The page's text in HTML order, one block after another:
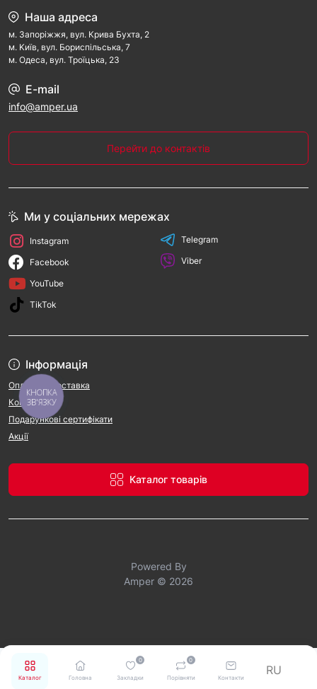
Каталог Головна Закладки
0
Порівняти
0
Контакти
RU
Наша адреса
м. Запорiжжя, вул. Крива Бухта, 2
м. Kиїв, вул. Бориспільська, 7
м. Одеса, вул. Троїцька, 23
E-mail
info@amper.ua
Перейти до контактів
Інформація
Оплата та доставка
Контакти
Подарункові сертифікати
Акції
Каталог товарів
Ми у соціальних мережах
Instagram
Facebook
YouTube
TikTok
Telegram
Viber
Powered By
Amper © 2026
КНОПКА
ЗВ'ЯЗКУ